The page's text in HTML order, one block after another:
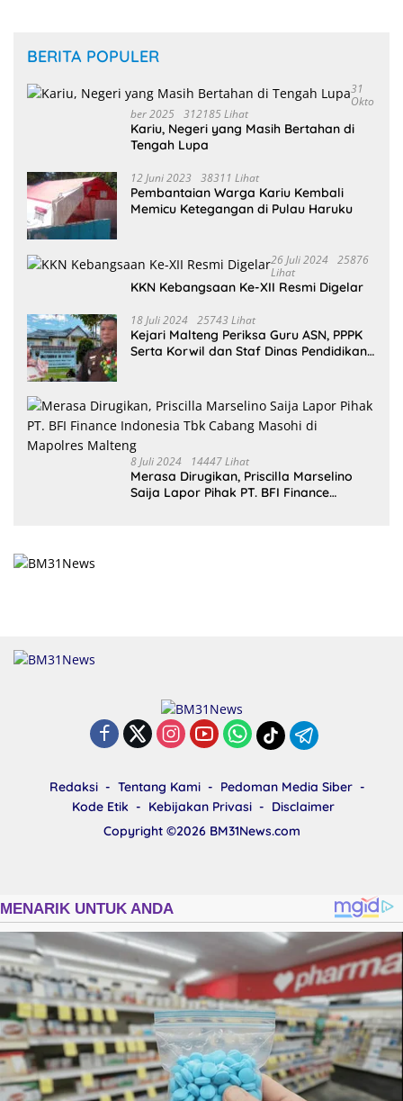
BERITA POPULER
31
Okto
Ber 2025 312185 Lihat
Kariu, Negeri yang Masih Bertahan di
Tengah Lupa
12 Juni 2023 38311 Lihat
Pembantaian Warga Kariu Kembali
Memicu Ketegangan di Pulau Haruku
26 Juli 2024 25876
Lihat
KKN Kebangsaan Ke-XII Resmi Digelar
18 Juli 2024 25743 Lihat
Kejari Malteng Periksa Guru ASN, PPPK
Serta Korwil dan Staf Dinas Pendidikan
8 Juli 2024 14447 Lihat
Merasa Dirugikan, Priscilla Marselino
Saija Lapor Pihak PT. BFI Finance
Redaksi Tentang Kami
Pedoman Media Siber
Kode Etik
Kebijakan Privasi
Disclaimer
Copyright ©2026 BM31News.com